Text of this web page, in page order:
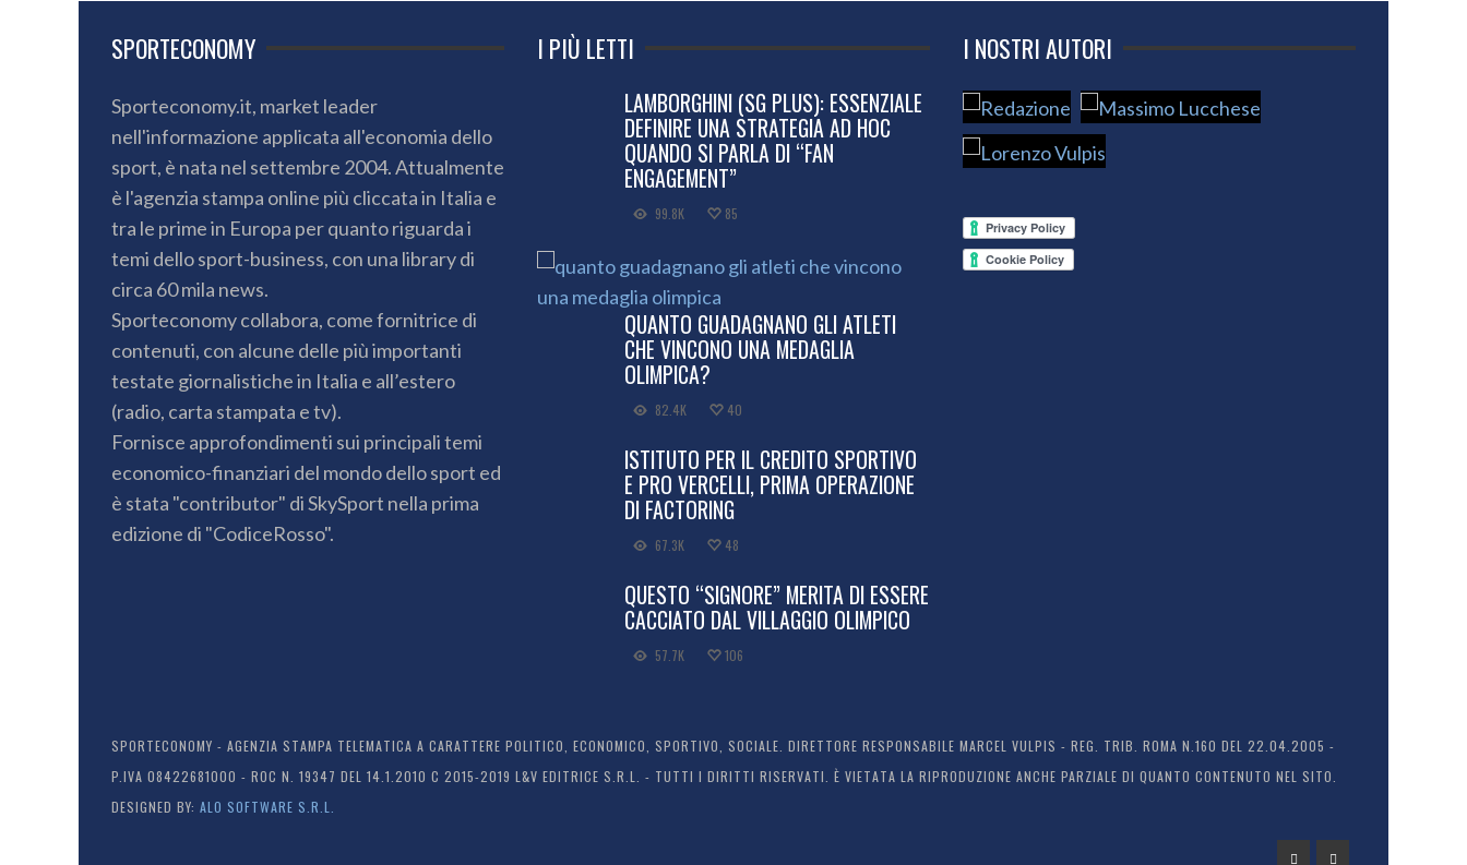
SPORTECONOMY
Sporteconomy.it, market leader
nell'informazione applicata all'economia dello
sport, è nata nel settembre 2004. Attualmente
è l'agenzia stampa online più cliccata in Italia e
tra le prime in Europa per quanto riguarda i
temi dello sport-business, con una library di
circa 60 mila news.
Sporteconomy collabora, come fornitrice di
contenuti, con alcune delle più importanti
testate giornalistiche in Italia e all’estero
(radio, carta stampata e tv).
Fornisce approfondimenti sui principali temi
economico-finanziari del mondo dello sport ed
è stata "contributor" di SkySport nella prima
edizione di "CodiceRosso".
I PIÙ LETTI
LAMBORGHINI (SG PLUS): ESSENZIALE
DEFINIRE UNA STRATEGIA AD HOC
QUANDO SI PARLA DI “FAN
ENGAGEMENT”
99.8K 85
QUANTO GUADAGNANO GLI ATLETI
CHE VINCONO UNA MEDAGLIA
OLIMPICA?
82.4K 40
ISTITUTO PER IL CREDITO SPORTIVO
E PRO VERCELLI, PRIMA OPERAZIONE
DI FACTORING
67.3K 48
QUESTO “SIGNORE” MERITA DI ESSERE
CACCIATO DAL VILLAGGIO OLIMPICO
57.7K 106
I NOSTRI AUTORI
SPORTECONOMY - AGENZIA STAMPA TELEMATICA A CARATTERE POLITICO, ECONOMICO, SPORTIVO, SOCIALE. DIRETTORE RESPONSABILE MARCEL VULPIS - REG. TRIB. ROMA N.160 DEL 22.04.2005 -
P.IVA 08422681000 - ROC N. 19347 DEL 14.1.2010 C 2015-2019 L&V EDITRICE S.R.L. - TUTTI I DIRITTI RISERVATI. È VIETATA LA RIPRODUZIONE ANCHE PARZIALE DI QUANTO CONTENUTO NEL SITO.
DESIGNED BY: ALO SOFTWARE S.R.L.